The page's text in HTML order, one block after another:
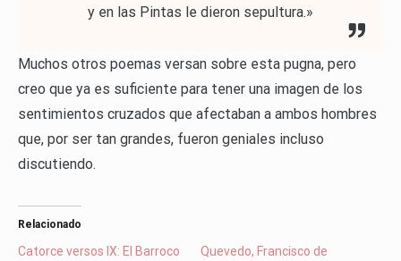
y en las Pintas le dieron sepultura.»
Muchos otros poemas versan sobre esta pugna, pero
creo que ya es suficiente para tener una imagen de los
sentimientos cruzados que afectaban a ambos hombres
que, por ser tan grandes, fueron geniales incluso
discutiendo.
Relacionado
Catorce versos IX: El Barroco
Quevedo, Francisco de